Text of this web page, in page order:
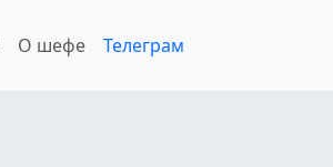
О шефе Телеграм